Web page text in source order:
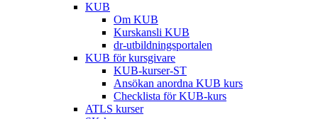
KUB
Om KUB
Kurskansli KUB
dr-utbildningsportalen
KUB för kursgivare
KUB-kurser-ST
Ansökan anordna KUB kurs
Checklista för KUB-kurs
ATLS kurser